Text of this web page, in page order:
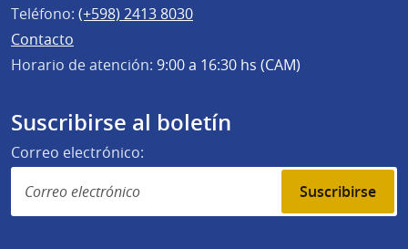
Teléfono: (+598) 2413 8030
Contacto
Horario de atención: 9:00 a 16:30 hs (CAM)
Suscribirse al boletín
Correo electrónico:
Suscribirse